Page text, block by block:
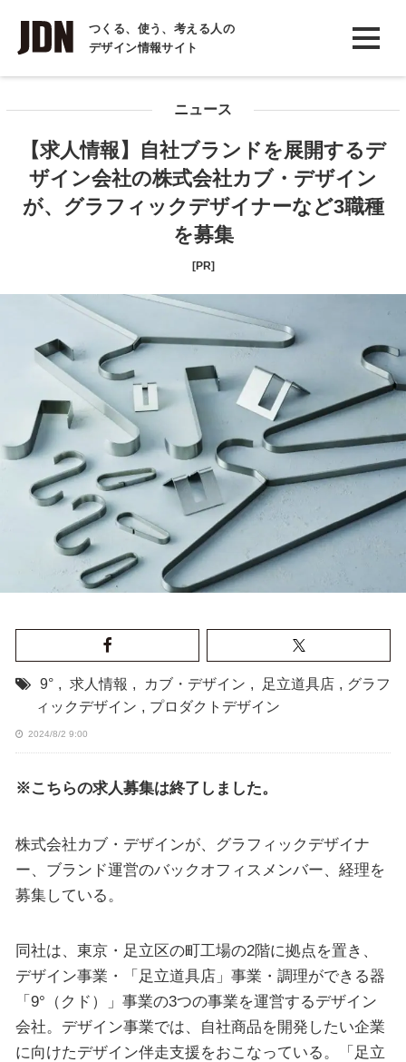
つくる、使う、考える人の
デザイン情報サイト
INTERVIEW
インタビュー
COLUMN
コラム
ニュース
【求人情報】自社ブランドを展開するデ
ザイン会社の株式会社カブ・デザイン
が、グラフィックデザイナーなど3職種
を募集
[PR]
9° , 求人情報 , カブ・デザイン , 足立道具店 , グラフ
ィックデザイン , プロダクトデザイン
2024/8/2 9:00
※こちらの求人募集は終了しました。
株式会社カブ・デザインが、グラフィックデザイナ
ー、ブランド運営のバックオフィスメンバー、経理を
募集している。
同社は、東京・足立区の町工場の2階に拠点を置き、
デザイン事業・「足立道具店」事業・調理ができる器
「9°（クド）」事業の3つの事業を運営するデザイン
会社。デザイン事業では、自社商品を開発したい企業
に向けたデザイン伴走支援をおこなっている。「足立